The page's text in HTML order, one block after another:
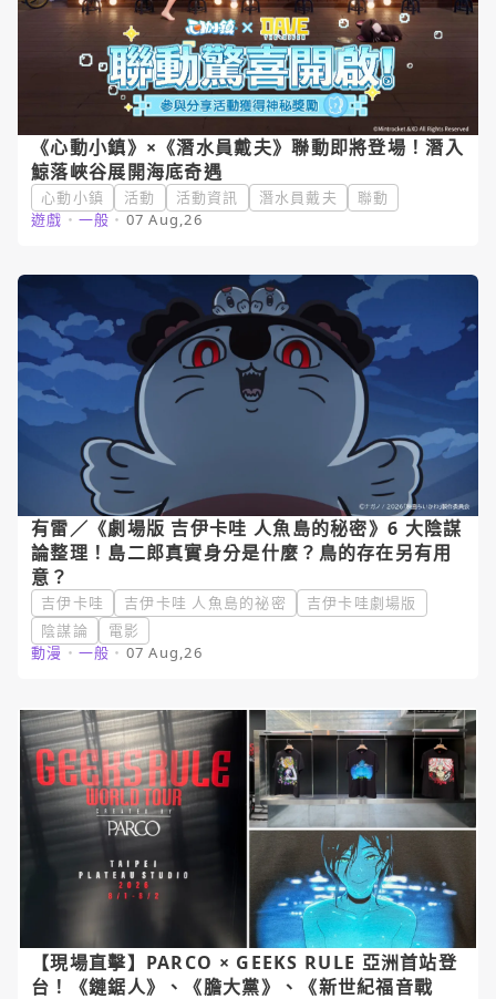
《心動小鎮》×《潛水員戴夫》聯動即將登場！潛入
鯨落峽谷展開海底奇遇
心動小鎮 活動 活動資訊 潛水員戴夫
聯動
遊戲 ・ 一般 ・ 07 Aug,26
有雷／《劇場版 吉伊卡哇 人魚島的秘密》6 大陰謀
論整理！島二郎真實身分是什麼？鳥的存在另有用
意？
吉伊卡哇 吉伊卡哇 人魚島的祕密
吉伊卡哇劇場版
陰謀論
電影
動漫 ・ 一般 ・ 07 Aug,26
【現場直擊】PARCO × GEEKS RULE 亞洲首站登
台！《鏈鋸人》、《膽大黨》、《新世紀福音戰